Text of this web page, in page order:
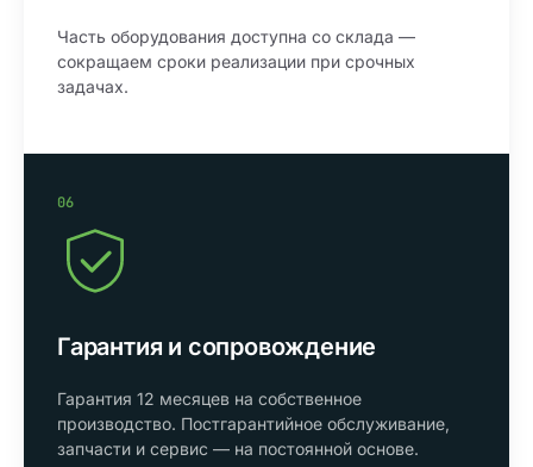
Часть оборудования доступна со склада —
сокращаем сроки реализации при срочных
задачах.
06
Гарантия и сопровождение
Гарантия 12 месяцев на собственное
производство. Постгарантийное обслуживание,
запчасти и сервис — на постоянной основе.